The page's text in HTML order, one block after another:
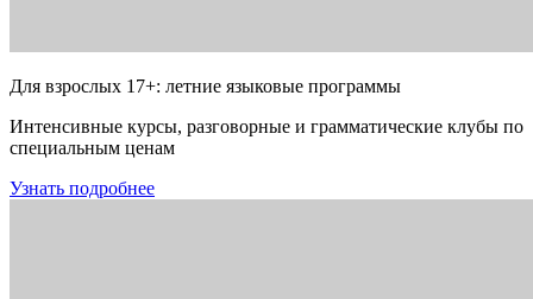
Для взрослых 17+: летние языковые программы
Интенсивные курсы, разговорные и грамматические клубы по
специальным ценам
Узнать подробнее